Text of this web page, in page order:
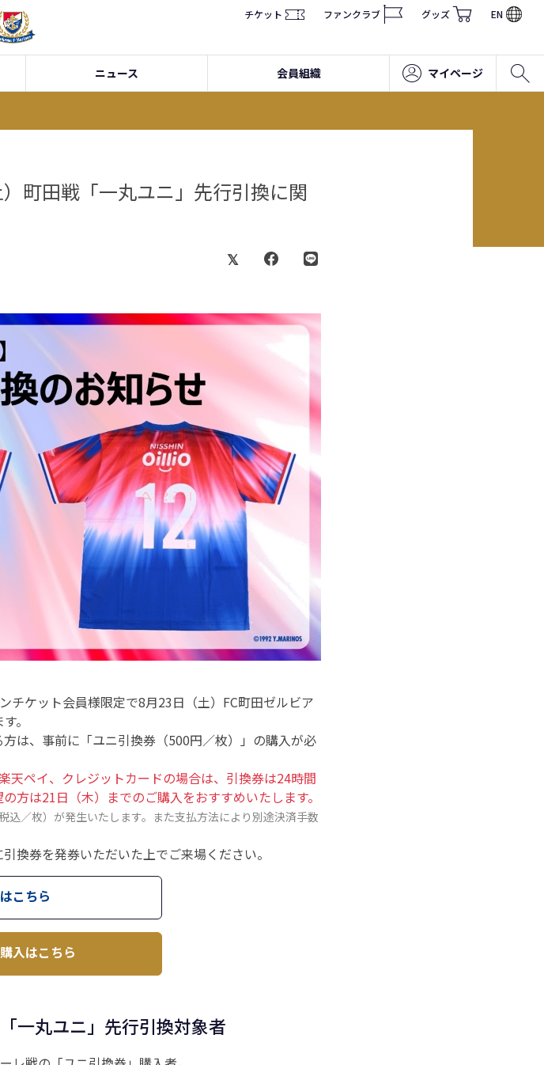
チケット ファンクラブ グッズ EN
ニュース 会員組織 マイページ
町田戦「一丸ユニ」先行引換に関
チケット会員様限定で8月23日（土）FC町田ゼルビア
。
は、事前に「ユニ引換券（500円／枚）」の購入が必
天ペイ、クレジットカードの場合は、引換券は24時間
方は21日（木）までのご購入をおすすめいたします。
／枚）が発生いたします。また支払方法により別途決済手数
換券を発券いただいた上でご来場ください。
こちら
入はこちら
一丸ユニ」先行引換対象者